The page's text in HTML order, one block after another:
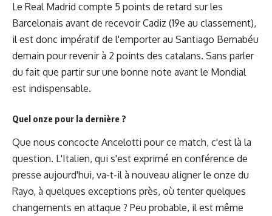
Le Real Madrid compte 5 points de retard sur les
Barcelonais avant de recevoir Cadiz (19e au classement),
il est donc impératif de l'emporter au Santiago Bernabéu
demain pour revenir à 2 points des catalans. Sans parler
du fait que partir sur une bonne note avant le Mondial
est indispensable.
Quel onze pour la dernière ?
Que nous concocte Ancelotti pour ce match, c'est là la
question. L'Italien, qui s'est exprimé en conférence de
presse aujourd'hui, va-t-il à nouveau aligner le onze du
Rayo, à quelques exceptions près, où tenter quelques
changements en attaque ? Peu probable, il est même